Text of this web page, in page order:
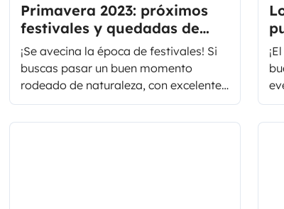
Primavera 2023: próximos
festivales y quedadas de
autocaravanas y furgos
¡Se avecina la época de festivales! Si
buscas pasar un buen momento
rodeado de naturaleza, con excelente
música y compañía, en el lugar
perfecto para compartir tu pasión por